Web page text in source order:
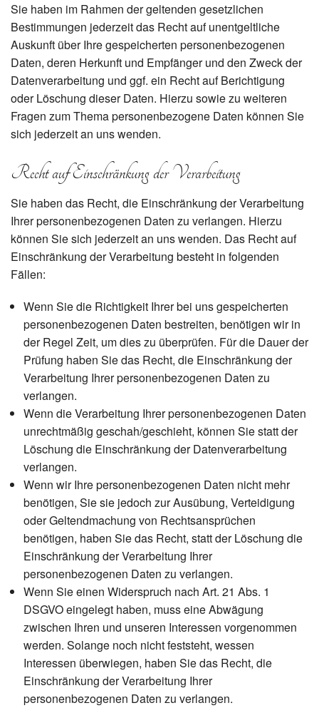
Sie haben im Rahmen der geltenden gesetzlichen
Bestimmungen jederzeit das Recht auf unentgeltliche
Auskunft über Ihre gespeicherten personenbezogenen
Daten, deren Herkunft und Empfänger und den Zweck der
Datenverarbeitung und ggf. ein Recht auf Berichtigung
oder Löschung dieser Daten. Hierzu sowie zu weiteren
Fragen zum Thema personenbezogene Daten können Sie
sich jederzeit an uns wenden.
Recht auf Einschränkung der Verarbeitung
Sie haben das Recht, die Einschränkung der Verarbeitung
Ihrer personenbezogenen Daten zu verlangen. Hierzu
können Sie sich jederzeit an uns wenden. Das Recht auf
Einschränkung der Verarbeitung besteht in folgenden
Fällen:
Wenn Sie die Richtigkeit Ihrer bei uns gespeicherten
personenbezogenen Daten bestreiten, benötigen wir in
der Regel Zeit, um dies zu überprüfen. Für die Dauer der
Prüfung haben Sie das Recht, die Einschränkung der
Verarbeitung Ihrer personenbezogenen Daten zu
verlangen.
Wenn die Verarbeitung Ihrer personenbezogenen Daten
unrechtmäßig geschah/geschieht, können Sie statt der
Löschung die Einschränkung der Datenverarbeitung
verlangen.
Wenn wir Ihre personenbezogenen Daten nicht mehr
benötigen, Sie sie jedoch zur Ausübung, Verteidigung
oder Geltendmachung von Rechtsansprüchen
benötigen, haben Sie das Recht, statt der Löschung die
Einschränkung der Verarbeitung Ihrer
personenbezogenen Daten zu verlangen.
Wenn Sie einen Widerspruch nach Art. 21 Abs. 1
DSGVO eingelegt haben, muss eine Abwägung
zwischen Ihren und unseren Interessen vorgenommen
werden. Solange noch nicht feststeht, wessen
Interessen überwiegen, haben Sie das Recht, die
Einschränkung der Verarbeitung Ihrer
personenbezogenen Daten zu verlangen.